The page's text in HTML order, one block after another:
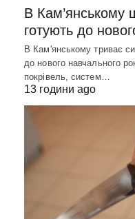
В Кам’янському
готують до
В Кам'янському триває
до нового навчального
покрівель, систем…
13 години ago